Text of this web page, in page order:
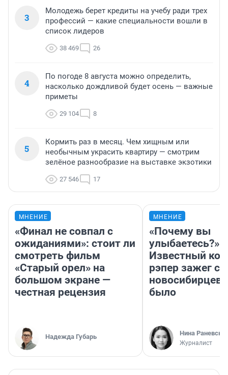
3
Молодежь берет кредиты на учебу ради трех
профессий — какие специальности вошли в
список лидеров
38 469 26
4
По погоде 8 августа можно определить,
насколько дождливой будет осень — важные
приметы
29 104 8
5
Кормить раз в месяц. Чем хищным или
необычным украсить квартиру — смотрим
зелёное разнообразие на выставке экзотики
27 546 17
МНЕНИЕ
«Финал не совпал с
ожиданиями»: стоит ли
смотреть фильм
«Старый орел» на
большом экране —
честная рецензия
Надежда Губарь
МНЕНИЕ
«Почему вы
улыбаетесь?»
Известный
рэпер зажег с
новосибирцев:
было
Нина
Журналист